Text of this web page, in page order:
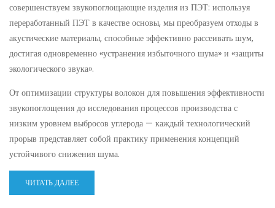
совершенствуем звукопоглощающие изделия из ПЭТ: используя
переработанный ПЭТ в качестве основы, мы преобразуем отходы в
акустические материалы, способные эффективно рассеивать шум,
достигая одновременно «устранения избыточного шума» и «защиты
экологического звука».
От оптимизации структуры волокон для повышения эффективности
звукопоглощения до исследования процессов производства с
низким уровнем выбросов углерода — каждый технологический
прорыв представляет собой практику применения концепций
устойчивого снижения шума.
ЧИТАТЬ ДАЛЕЕ